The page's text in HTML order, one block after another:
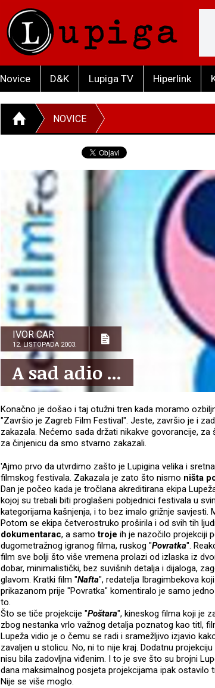
Novice D&K Lupiga TV Hiperlink
NOVICE
IVOR CAR
12. LISTOPADA 2003.
A sad adio ...
Konačno je došao i taj otužni tren kada moramo
"Završio je Zagreb Film Festival". Jeste, završio je i
zakazala. Nećemo sada držati nikakve govorancije,
za činjenicu da smo stvarno zakazali.
'Ajmo prvo da utvrdimo zašto je Lupigina velika i
filmskog festivala. Zakazala je zato što nismo ništa
Dan je počeo kada je tročlana akreditirana ekipa
kojoj su trebali biti proglašeni pobjednici festivala u
kategorijama kašnjenja, i to bez imalo grižnje savjesti.
Potom se ekipa četverostruko proširila i od svih tih
dokumentarac, a samotroje ih je nazočilo projekciji
dugometražnog igranog filma, ruskog "Povratka".
film sve bolji što više vremena prolazi od izlaska iz
dobar, minimalistički, bez suvišnih detalja i dijaloga,
glavom. Kratki film "Nafta", redatelja Ibragimbekova
prikazanom prije "Povratka" komentiralo je samo
to.
Što se tiče projekcije "Poštara", kineskog filma koji je
zbog nestanka vrlo važnog detalja poznatog kao titl,
Lupeža vidio je o čemu se radi i sramežljivo izjavio
zavaljen u stolicu. No, ni to nije kraj. Dodatnu projekciju
nisu bila zadovljna viđenim. I to je sve što su brojni
dana maksimalnog posjeta projekcijama ipak ostavilo
Nije se više moglo.